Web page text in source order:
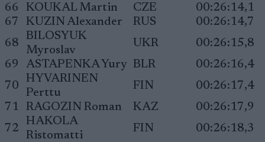
66
KOUKAL Martin CZE
00:26:14,1
67
KUZIN Alexander RUS
00:26:14,7
68
BILOSYUK
Myroslav
UKR
00:26:15,8
69
ASTAPENKA Yury BLR
00:26:16,4
70
HYVARINEN
Perttu
FIN
00:26:17,4
71
RAGOZIN Roman KAZ
00:26:17,9
72
HAKOLA
Ristomatti
FIN
00:26:18,3